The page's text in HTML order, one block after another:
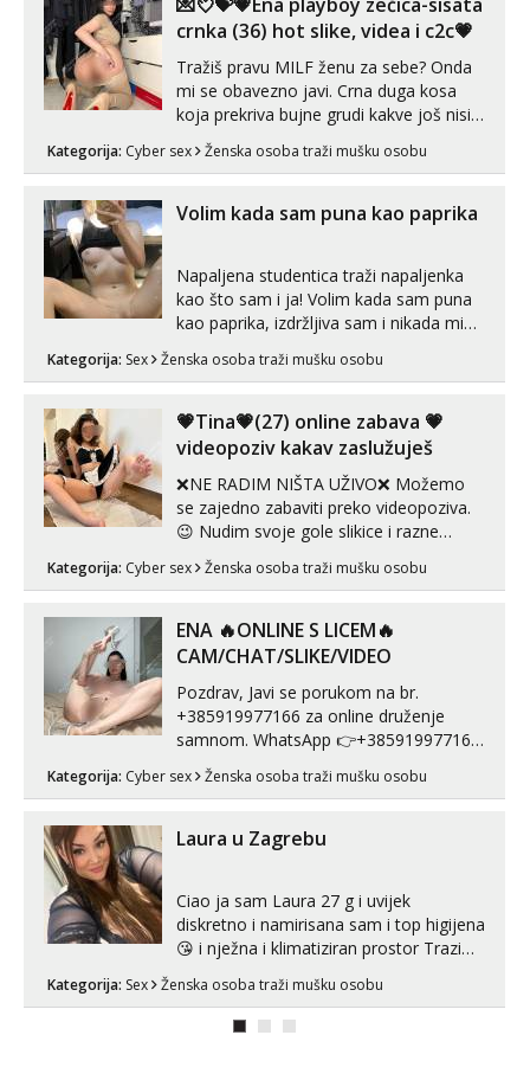
crnka (36) hot slike, videa i c2c💗
Tražiš pravu MILF ženu za sebe? Onda
mi se obavezno javi. Crna duga kosa
koja prekriva bujne grudi kakve još nisi
vidio, čista ŠESTICA! A usne? O usnama
bolje da ni ne pričam. Prave pune usne
vjeruj mi, takve još nisi vidio. Uvijek sam
spremna za ONLOINE zabavu...
Kategorija: Cyber sex Ženska osoba traži mušku osobu
Volim kada sam puna kao paprika
Napaljena studentica traži napaljenka
kao što sam i ja! Volim kada sam puna
kao paprika, izdržljiva sam i nikada mi
puta dnevno bilo kad i bilo gdje zato se
link ispod i nadji me tamo, cekam te!
Kategorija: Sex Ženska osoba traži mušku osobu
💗Tina💗(27) online zabava 💗
videopoziv kakav zaslužuješ
❌NE RADIM NIŠTA UŽIVO❌ Možemo
se zajedno zabaviti preko videopoziva.
😉 Nudim svoje gole slikice i razne
videouradke. 🤩 Za online zabavu pošalji
poruku na Whatsapp, Telegram ili Viber.
autentičnosti možeš me vidjeti na
videopozivu. 😉 S vama sam vec 5 ...
Kategorija: Cyber sex Ženska osoba traži mušku osobu
ENA 🔥ONLINE S LICEM🔥
CAM/CHAT/SLIKE/VIDEO
Pozdrav, Javi se porukom na br.
+385919977166 za online druženje
samnom. WhatsApp 👉+385919977166
Telegram 👉@enafriedrichkis Radim
videopozive s licem, solo i s partnerom,
kombinacije halteri, haljine, štikle,
samostojeće itd. Nudim svakakva videa
Kategorija: Cyber sex Ženska osoba traži mušku osobu
Laura u Zagrebu
Ciao ja sam Laura 27 g i uvijek
diskretno i namirisana sam i top higijena
😘 i nježna i klimatiziran prostor Trazim
Pusenje i gutanje sperme Erotsko rublje
imam uvijek Lizati me mozes i ljubiti po
Kategorija: Sex Ženska osoba traži mušku osobu